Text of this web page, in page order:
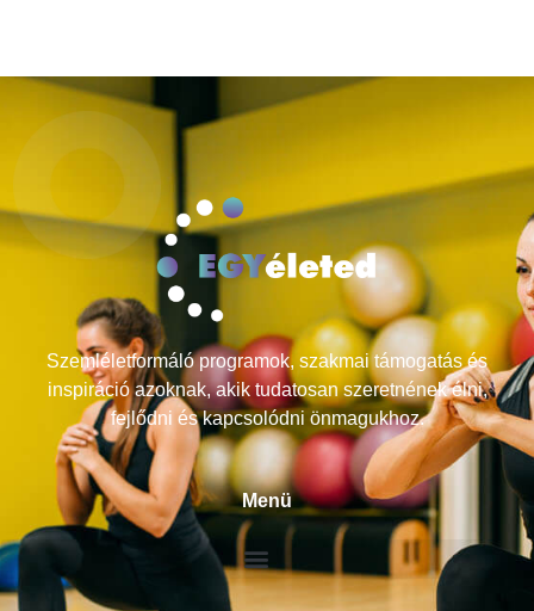
Szemléletformáló programok, szakmai támogatás és
inspiráció azoknak, akik tudatosan szeretnének élni,
fejlődni és kapcsolódni önmagukhoz.
Menü